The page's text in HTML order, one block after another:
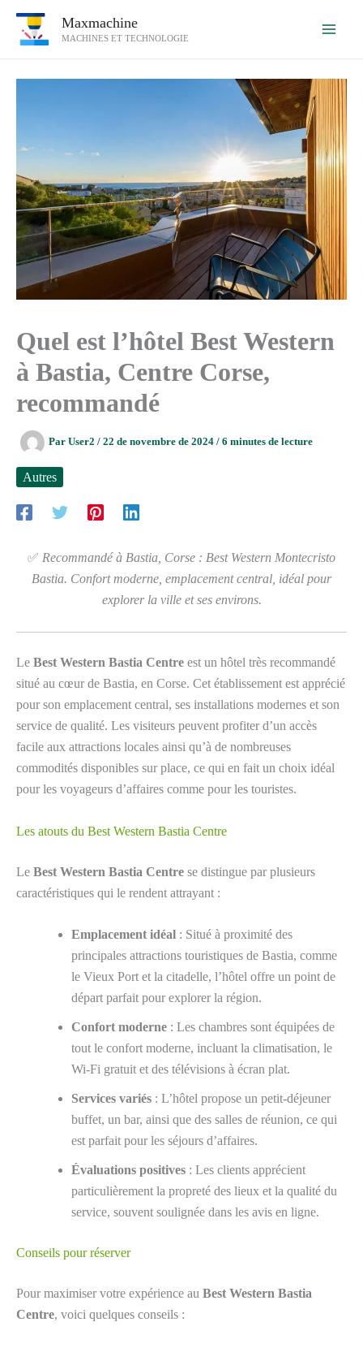
Maxmachine
MACHINES ET TECHNOLOGIE
Quel est l’hôtel Best Western
à Bastia, Centre Corse,
recommandé
Par User2 / 22 de novembre de 2024 / 6 minutes de lecture
Autres
✅ Recommandé à Bastia, Corse : Best Western Montecristo
Bastia. Confort moderne, emplacement central, idéal pour
explorer la ville et ses environs.
Le Best Western Bastia Centre est un hôtel très recommandé
situé au cœur de Bastia, en Corse. Cet établissement est apprécié
pour son emplacement central, ses installations modernes et son
service de qualité. Les visiteurs peuvent profiter d’un accès
facile aux attractions locales ainsi qu’à de nombreuses
commodités disponibles sur place, ce qui en fait un choix idéal
pour les voyageurs d’affaires comme pour les touristes.
Les atouts du Best Western Bastia Centre
Le Best Western Bastia Centre se distingue par plusieurs
caractéristiques qui le rendent attrayant :
Emplacement idéal : Situé à proximité des
principales attractions touristiques de Bastia, comme
le Vieux Port et la citadelle, l’hôtel offre un point de
départ parfait pour explorer la région.
Confort moderne : Les chambres sont équipées de
tout le confort moderne, incluant la climatisation, le
Wi-Fi gratuit et des télévisions à écran plat.
Services variés : L’hôtel propose un petit-déjeuner
buffet, un bar, ainsi que des salles de réunion, ce qui
est parfait pour les séjours d’affaires.
Évaluations positives : Les clients apprécient
particulièrement la propreté des lieux et la qualité du
service, souvent soulignée dans les avis en ligne.
Conseils pour réserver
Pour maximiser votre expérience au Best Western Bastia
Centre, voici quelques conseils :